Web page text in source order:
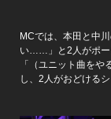
MCでは、本田と中
い……」と2人がポー
「（ユニット曲を
し、2人がおどけるシ